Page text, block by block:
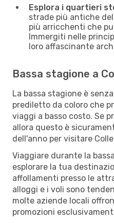
Esplora i quartieri
strade più antiche
più arricchenti che
Immergiti nelle
loro affascinante
Bassa stagione a
La bassa stagione è
prediletto da coloro che
viaggi a basso costo. Se
allora questo è
dell'anno per visitare
Viaggiare durante la
esplorare la tua
affollamenti presso le
alloggi e i voli sono
molte aziende locali
promozioni